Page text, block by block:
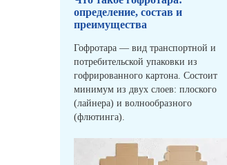
определение, состав и
преимущества
Гофротара — вид транспортной и
потребительской упаковки из
гофрированного картона. Состоит
минимум из двух слоев: плоского
(лайнера) и волнообразного
(флютинга).